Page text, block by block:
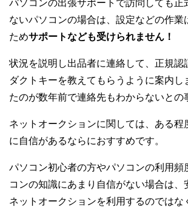
パソコンの出張サポートで訪問しても正
ないパソコンの場合は、設定などの作業
ためサポートなども受けられません！
状況を説明し出品者に連絡して、正規認
ダクトキーを教えてもらうように案内し
たのが数年前で連絡先もわからないとの
ネットオークションに関しては、ある程
に自信があるならにおすすめです。
パソコン初心者の方やパソコンの利用頻
コンの知識にあまり自信がない場合は、
ネットオークションを利用するのではな